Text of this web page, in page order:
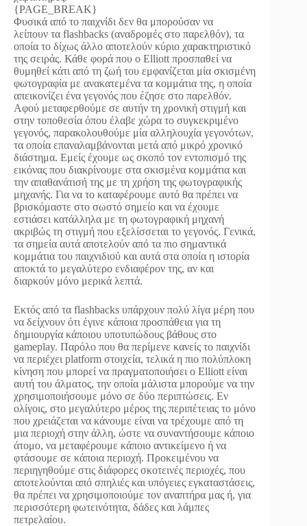
{PAGE_BREAK}
Φυσικά από το παιχνίδι δεν θα μπορούσαν να
λείπουν τα flashbacks (αναδρομές στο παρελθόν), τα
οποία το δίχως άλλο αποτελούν κύριο χαρακτηριστικό
της σειράς. Κάθε φορά που ο Elliott προσπαθεί να
θυμηθεί κάτι από τη ζωή του εμφανίζεται μία σκισμένη
φωτογραφία με ανακατεμένα τα κομμάτια της, η οποία
απεικονίζει ένα γεγονός που έζησε στο παρελθόν.
Αφού μεταφερθούμε σε αυτήν τη χρονική στιγμή και
στην τοποθεσία όπου έλαβε χώρα το συγκεκριμένο
γεγονός, παρακολουθούμε μία αλληλουχία γεγονότων,
τα οποία επαναλαμβάνονται μετά από μικρό χρονικό
διάστημα. Εμείς έχουμε ως σκοπό τον εντοπισμό της
εικόνας που διακρίνουμε στα σκισμένα κομμάτια και
την απαθανάτισή της με τη χρήση της φωτογραφικής
μηχανής. Για να το καταφέρουμε αυτό θα πρέπει να
βρισκόμαστε στο σωστό σημείο και να έχουμε
εστιάσει κατάλληλα με τη φωτογραφική μηχανή
ακριβώς τη στιγμή που εξελίσσεται το γεγονός. Γενικά,
τα σημεία αυτά αποτελούν από τα πιο σημαντικά
κομμάτια του παιχνιδιού και αυτά στα οποία η ιστορία
αποκτά το μεγαλύτερο ενδιαφέρον της, αν και
διαρκούν μόνο μερικά λεπτά.
Εκτός από τα flashbacks υπάρχουν πολύ λίγα μέρη που
να δείχνουν ότι έγινε κάποια προσπάθεια για τη
δημιουργία κάποιου υποτυπώδους βάθους στο
gameplay. Παρόλο που θα περίμενε κανείς το παιχνίδι
να περιέχει platform στοιχεία, τελικά η πιο πολύπλοκη
κίνηση που μπορεί να πραγματοποιήσει ο Elliott είναι
αυτή του άλματος, την οποία μάλιστα μπορούμε να την
χρησιμοποιήσουμε μόνο σε δύο περιπτώσεις. Εν
ολίγοις, στο μεγαλύτερο μέρος της περιπέτειας το μόνο
που χρειάζεται να κάνουμε είναι να τρέχουμε από τη
μια περιοχή στην άλλη, ώστε να συναντήσουμε κάποιο
άτομο, να μεταφέρουμε κάποιο αντικείμενο ή να
φτάσουμε σε κάποια περιοχή. Προκειμένου να
περιηγηθούμε στις διάφορες σκοτεινές περιοχές, που
αποτελούνται από σπηλιές και υπόγειες εγκαταστάσεις,
θα πρέπει να χρησιμοποιούμε τον αναπτήρα μας ή, για
περισσότερη φωτεινότητα, δάδες και λάμπες
πετρελαίου.